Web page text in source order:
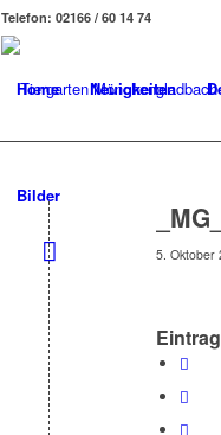
Telefon: 02166 / 60 14 74
Home Neuigkeiten
Bilder
5. Oktober